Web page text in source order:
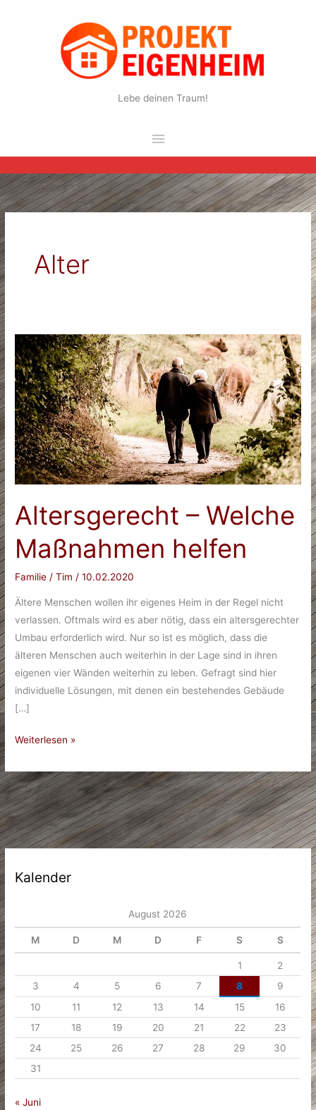
Lebe deinen Traum!
Hauptmenü
Alter
Altersgerecht – Welche
Maßnahmen helfen
Familie /Tim /10.02.2020
Ältere Menschen wollen ihr eigenes Heim in der Regel nicht
verlassen. Oftmals wird es aber nötig, dass ein altersgerechter
Umbau erforderlich wird. Nur so ist es möglich, dass die
älteren Menschen auch weiterhin in der Lage sind in ihren
eigenen vier Wänden weiterhin zu leben. Gefragt sind hier
individuelle Lösungen, mit denen ein bestehendes Gebäude
[…]
Altersgerecht
Welche
Maßnahmen
helfen
Weiterlesen »
Kalender
August 2026
M D M D F S S
1
2
3
4 5 6 7 8
9
10
11 12 13 14 15
16
17
18 19 20 21 22
23
24
25 26 27 28 29
30
31
« Juni